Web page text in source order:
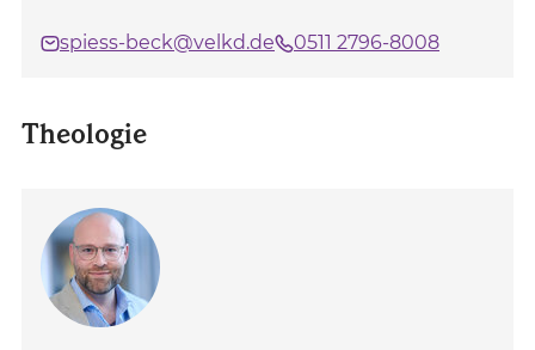
spiess-beck@velkd.de 0511 2796-8008
Theologie